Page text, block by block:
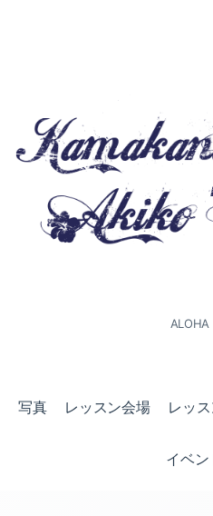
ALOHA
写真 レッスン会場 レッ
イベン